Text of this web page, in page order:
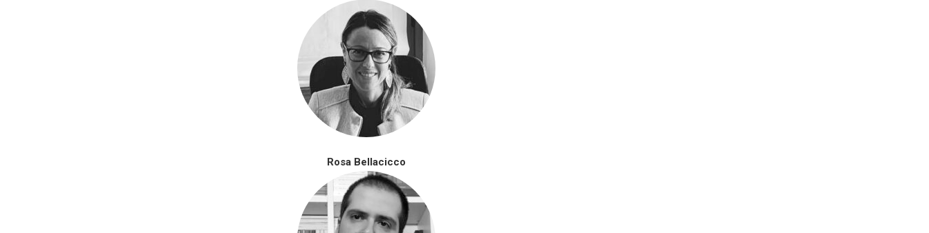
Rosa Bellacicco